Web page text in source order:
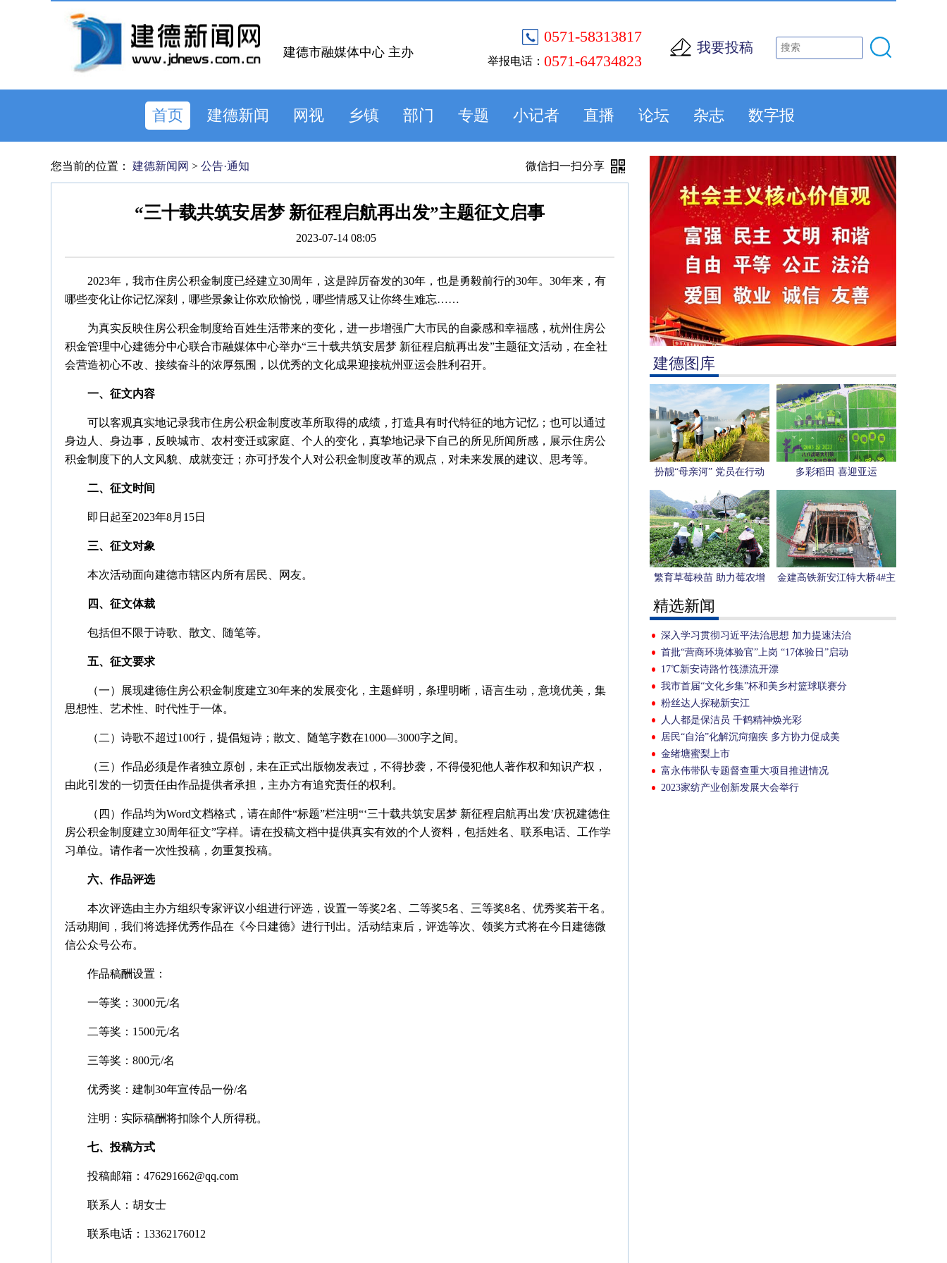
0571-58313817
举报电话： 0571-64734823
我要投稿
建德市融媒体中心 主办
首页 建德新闻 网视 乡镇 部门 专题 小记者 直播 论坛 杂志 数字报
建德图库
扮靓“母亲河” 党员在行动 多彩稻田 喜迎亚运
繁育草莓秧苗 助力莓农增
收
金建高铁新安江特大桥4#主
精选新闻
深入学习贯彻习近平法治思想 加力提速法治
建德建设
首批“营商环境体验官”上岗 “17体验日”启动
17℃新安诗路竹筏漂流开漂
我市首届“文化乡集”杯和美乡村篮球联赛分
组赛火热开赛
粉丝达人探秘新安江
人人都是保洁员 千鹤精神焕光彩
居民“自治”化解沉疴痼疾 多方协力促成美
丽“蜕变”
金绪塘蜜梨上市
富永伟带队专题督查重大项目推进情况
2023家纺产业创新发展大会举行
您当前的位置： 建德新闻网 > 公告·通知 微信扫一扫分享
“三十载共筑安居梦 新征程启航再出发”主题征文启事
2023-07-14 08:05
2023年，我市住房公积金制度已经建立30周年，这是踔厉奋发的30年，也是勇毅前行的30年。30年来，有
哪些变化让你记忆深刻，哪些景象让你欢欣愉悦，哪些情感又让你终生难忘……
为真实反映住房公积金制度给百姓生活带来的变化，进一步增强广大市民的自豪感和幸福感，杭州住房公
积金管理中心建德分中心联合市融媒体中心举办“三十载共筑安居梦 新征程启航再出发”主题征文活动，在全社
会营造初心不改、接续奋斗的浓厚氛围，以优秀的文化成果迎接杭州亚运会胜利召开。
一、征文内容
可以客观真实地记录我市住房公积金制度改革所取得的成绩，打造具有时代特征的地方记忆；也可以通过
身边人、身边事，反映城市、农村变迁或家庭、个人的变化，真挚地记录下自己的所见所闻所感，展示住房公
积金制度下的人文风貌、成就变迁；亦可抒发个人对公积金制度改革的观点，对未来发展的建议、思考等。
二、征文时间
即日起至2023年8月15日
三、征文对象
本次活动面向建德市辖区内所有居民、网友。
四、征文体裁
包括但不限于诗歌、散文、随笔等。
五、征文要求
（一）展现建德住房公积金制度建立30年来的发展变化，主题鲜明，条理明晰，语言生动，意境优美，集
思想性、艺术性、时代性于一体。
（二）诗歌不超过100行，提倡短诗；散文、随笔字数在1000—3000字之间。
（三）作品必须是作者独立原创，未在正式出版物发表过，不得抄袭，不得侵犯他人著作权和知识产权，
由此引发的一切责任由作品提供者承担，主办方有追究责任的权利。
（四）作品均为Word文档格式，请在邮件“标题”栏注明“‘三十载共筑安居梦 新征程启航再出发’庆祝建德住
房公积金制度建立30周年征文”字样。请在投稿文档中提供真实有效的个人资料，包括姓名、联系电话、工作学
习单位。请作者一次性投稿，勿重复投稿。
六、作品评选
本次评选由主办方组织专家评议小组进行评选，设置一等奖2名、二等奖5名、三等奖8名、优秀奖若干名。
活动期间，我们将选择优秀作品在《今日建德》进行刊出。活动结束后，评选等次、领奖方式将在今日建德微
信公众号公布。
作品稿酬设置：
一等奖：3000元/名
二等奖：1500元/名
三等奖：800元/名
优秀奖：建制30年宣传品一份/名
注明：实际稿酬将扣除个人所得税。
七、投稿方式
投稿邮箱：476291662@qq.com
联系人：胡女士
联系电话：13362176012